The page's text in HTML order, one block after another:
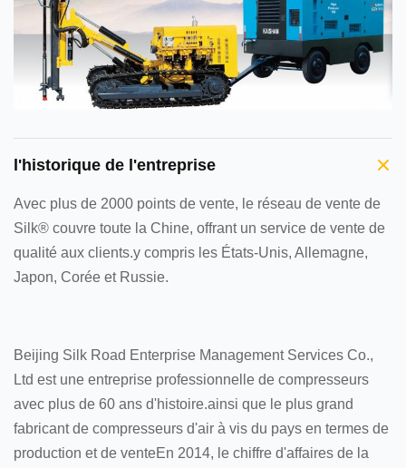
l'historique de l'entreprise
Avec plus de 2000 points de vente, le réseau de vente de
Silk® couvre toute la Chine, offrant un service de vente de
qualité aux clients.y compris les États-Unis, Allemagne,
Japon, Corée et Russie.
Beijing Silk Road Enterprise Management Services Co.,
Ltd est une entreprise professionnelle de compresseurs
avec plus de 60 ans d'histoire.ainsi que le plus grand
fabricant de compresseurs d'air à vis du pays en termes de
production et de venteEn 2014, le chiffre d'affaires de la